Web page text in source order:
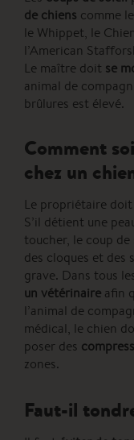
de chiens comme
le Whippet, le
l’American
Le maître doit se
animal de
brûlures est élevé.
Comment
chez un
Le propriétaire doit
S’il détient une
toucher, le coup de
des cloques et des
grave. Dans tous
un vétérinaire afin
l’animal de
médical, le chien
poser des
zones.
Faut-il